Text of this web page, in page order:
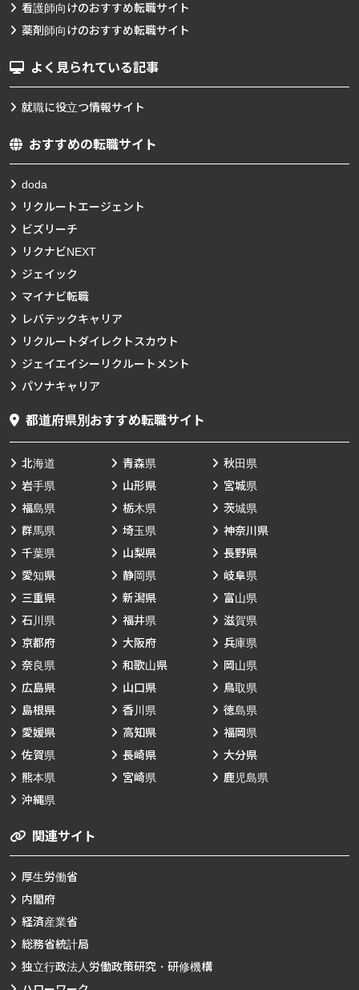
看護師向けのおすすめ転職サイト
薬剤師向けのおすすめ転職サイト
よく見られている記事
就職に役立つ情報サイト
おすすめの転職サイト
doda
リクルートエージェント
ビズリーチ
リクナビNEXT
ジェイック
マイナビ転職
レバテックキャリア
リクルートダイレクトスカウト
ジェイエイシーリクルートメント
パソナキャリア
都道府県別おすすめ転職サイト
北海道 青森県
秋田県
岩手県
山形県
宮城県
福島県
栃木県
茨城県
群馬県
埼玉県
神奈川県
千葉県
山梨県
長野県
愛知県
静岡県
岐阜県
三重県
新潟県
富山県
石川県
福井県
滋賀県
京都府
大阪府
兵庫県
奈良県
和歌山県
岡山県
広島県
山口県
鳥取県
島根県
香川県
徳島県
愛媛県
高知県
福岡県
佐賀県
長崎県
大分県
熊本県
宮崎県
鹿児島県
沖縄県
関連サイト
厚生労働省
内閣府
経済産業省
総務省統計局
独立行政法人労働政策研究・研修機構